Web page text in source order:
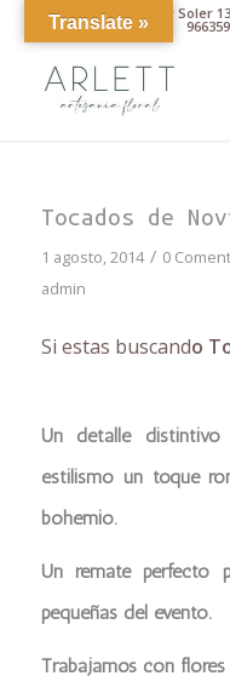
Av. Pintor Xavier Soler
Tocados de
1 agosto, 2014 / 0
admin
Si estas buscando
Un detalle
estilismo un toque
bohemio.
Un remate perfecto
pequeñas del evento.
Trabajamos con
Translate »